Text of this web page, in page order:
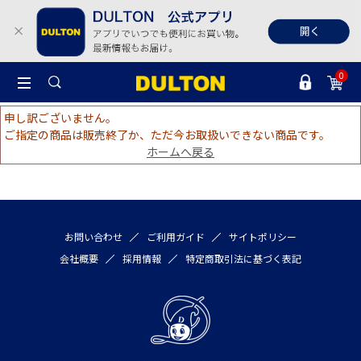
0
申し訳ございません。
ご指定の商品は販売終了か、ただ今お取扱いできない商品です。
ホームへ戻る
お問い合わせ ご利用ガイド
サイトポリシー
会社概要
採用情報 特定商取引法に基づく表記